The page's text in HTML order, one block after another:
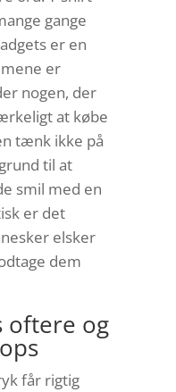
gange
er en
er
nogen, der
at købe
tænk ikke på
til at
smil med en
er det
elsker
dem
oftere og
får rigtig